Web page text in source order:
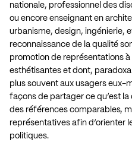
nationale, professionnel des
ou encore enseignant en
urbanisme, design, ingénierie,
reconnaissance de la qualité
promotion de représentations
esthétisantes et dont,
plus souvent aux usagers eux-
façons de partager ce qu’est
des références comparables,
représentatives afin d’orienter
politiques.